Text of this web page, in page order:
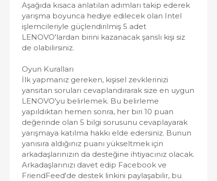
Aşağıda kısaca anlatılan adımları takip ederek
yarışma boyunca hediye edilecek olan Intel
işlemcileriyle güçlendirilmiş 5 adet
LENOVO'lardan birini kazanacak şanslı kişi siz
de olabilirsiniz.
Oyun Kuralları
İlk yapmanız gereken, kişisel zevklerinizi
yansıtan soruları cevaplandırarak size en uygun
LENOVO'yu belirlemek. Bu belirleme
yapıldıktan hemen sonra, her biri 10 puan
değerinde olan 5 bilgi sorusunu cevaplayarak
yarışmaya katılma hakkı elde edersiniz. Bunun
yanısıra aldığınız puanı yükseltmek için
arkadaşlarınızın da desteğine ihtiyacınız olacak.
Arkadaşlarınızı davet edip Facebook ve
FriendFeed'de destek linkini paylaşabilir, bu